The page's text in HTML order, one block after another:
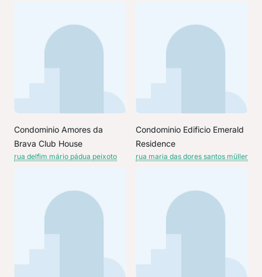
Condominio Amores da
Brava Club House
rua delfim mário pádua peixoto
Condominio Edificio Emerald
Residence
rua maria das dores santos müller